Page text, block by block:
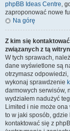
phpBB Ideas Centre,
zaproponować nowe
Na górę
Z kim się
związanych z tą
W tych sprawach,
dane wyświetlone są
otrzymasz
wykonaj sprawdzenie
darmowych serwisów,
wydziałem nadużyć
Limited i nie może
to w jaki sposób,
kontaktować się z